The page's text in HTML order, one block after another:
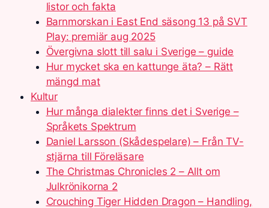
listor och fakta
Barnmorskan i East End säsong 13 på SVT
Play: premiär aug 2025
Övergivna slott till salu i Sverige – guide
Hur mycket ska en kattunge äta? – Rätt
mängd mat
Kultur
Hur många dialekter finns det i Sverige –
Språkets Spektrum
Daniel Larsson (Skådespelare) – Från TV-
stjärna till Föreläsare
The Christmas Chronicles 2 – Allt om
Julkrönikorna 2
Crouching Tiger Hidden Dragon – Handling,